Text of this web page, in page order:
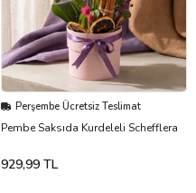
Perşembe Ücretsiz Teslimat
Pembe Saksıda Kurdeleli Schefflera
929,99 TL